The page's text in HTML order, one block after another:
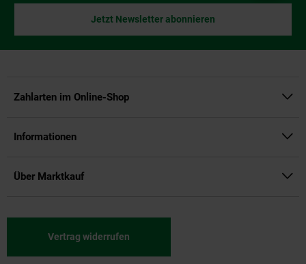
Jetzt Newsletter abonnieren
Zahlarten im Online-Shop
Informationen
Über Marktkauf
Vertrag widerrufen